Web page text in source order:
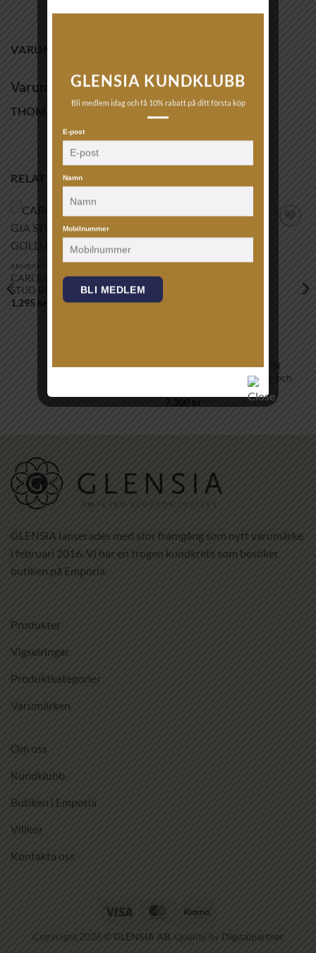
VARUMÄRKE
Varumärke
THOMAS SABO
RELATERADE PRODUKTER
Lägg till i
önskelistan!
ARMBAND
CAROLINE SVEDBOM – GIA
STUD BRACELET GOLD PEARL
1,295 kr
GEORG JENSEN – TORUN
armband – sterling silver och
7,300 kr
GLENSIA lanserades med stor framgång som nytt varumärke
i februari 2016. Vi har en trogen kundkrets som besöker
butiken på Emporia
Produkter
Vigselringar
Produktkategorier
Varumärken
Om oss
Kundklubb
Butiken i Emporia
Villkor
Kontakta oss
Visa MasterCard
Copyright 2026 © GLENSIA AB. Quality by Digitalpartner
GLENSIA KUNDKLUBB
Bli medlem idag och få 10% rabatt på ditt första köp
E-post
Namn
Mobilnummer
BLI MEDLEM